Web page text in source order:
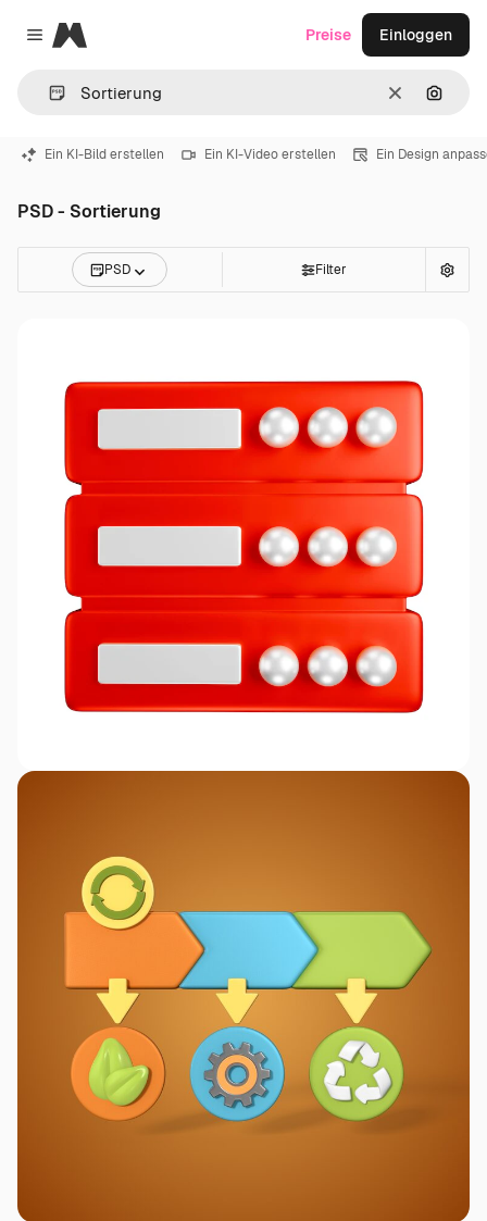
Close menu
Magnific
LöschenNach
Preise Einloggen
Ein KI-Bild erstellen Ein KI-Video erstellen Ein Design
PSD - Sortierung
PSD Filter